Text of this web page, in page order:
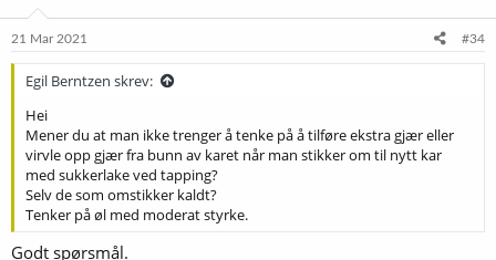
kvaliteten. Så om brygging ikke er vanskelig, er det likevel viktig at
man vet noe om hvordan det man gjør, påvirker det endelige
Kort sagt
Øl lages av vann og knust maltet korn. Kornet inneholder før
maltinga omtrent 70% stivelse, 10-12% protein og mindre mengder
av en del andre viktige stoffer, bl.a. litt sukker. Det kornslaget som
brukes, er først og fremst bygg. Andre kornslag kan brukes også,
men nesten alltid sammen med bygg. Det vanligste er maltet hvete,
men det finnes også maltet rug og havre. Ved siden av malt, kan det
inneholder stivelse. Mais og ris er ikke uvanlig. Det kan også brukes
e
21 Mar 2021 #34
Egil Berntzen skrev:
Hei
Mener du at man ikke trenger å tenke på å tilføre ekstra gjær eller
virvle opp gjær fra bunn av karet når man stikker om til nytt kar
med sukkerlake ved tapping?
Selv de som omstikker kaldt?
Tenker på øl med moderat styrke.
Godt spørsmål.